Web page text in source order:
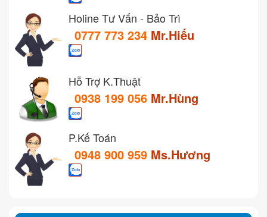
Holine Tư Vấn - Bảo Trì
0777 773 234 Mr.Hiếu
Hỗ Trợ K.Thuật
0938 199 056 Mr.Hùng
P.Kế Toán
0948 900 959 Ms.Hương